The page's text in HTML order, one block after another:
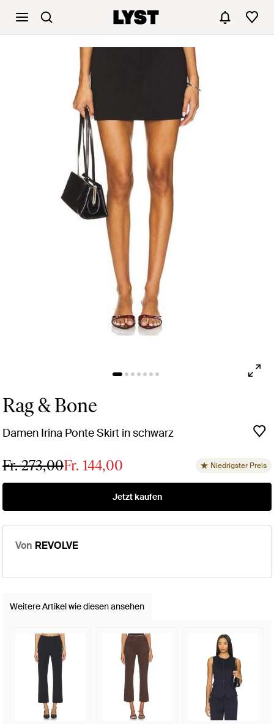
Rag & Bone
Damen Irina Ponte Skirt in schwarz
Fr. 273,00Fr. 144,00 Niedrigster Preis
Jetzt kaufen
Von REVOLVE
Weitere Artikel wie diesen ansehen